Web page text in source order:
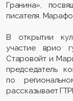
Гранина»,
писателя.
В открытии
участие врио
Старовойт и
председатель
по
рассказывает